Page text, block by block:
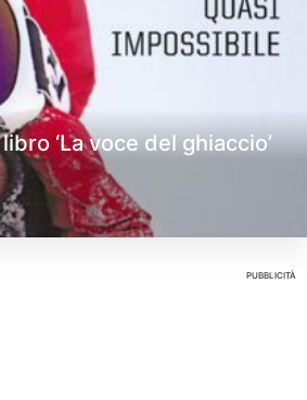
‘La voce del ghiaccio’
PUBBLICITÀ